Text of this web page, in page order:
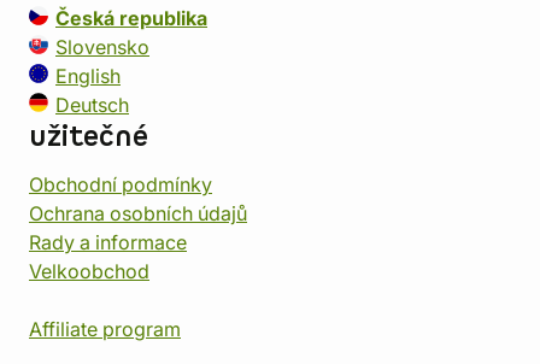
Česká republika
Slovensko
English
Deutsch
užitečné
Obchodní podmínky
Ochrana osobních údajů
Rady a informace
Velkoobchod
Affiliate program